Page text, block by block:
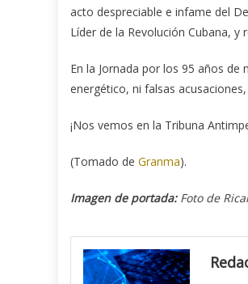
acto despreciable e infame del
Líder de la Revolución Cubana,
En la Jornada por los 95 años
energético, ni falsas
¡Nos vemos en la Tribuna
(Tomado de Granma).
Imagen de portada:Foto de